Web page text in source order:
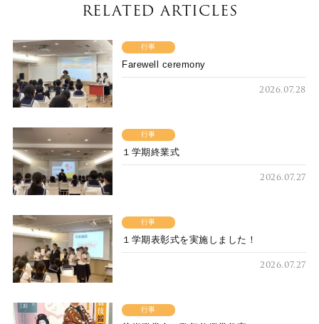
RELATED ARTICLES
行事
Farewell ceremony
2026.07.28
行事
１学期終業式
2026.07.27
行事
１学期表彰式を実施しました！
2026.07.27
行事